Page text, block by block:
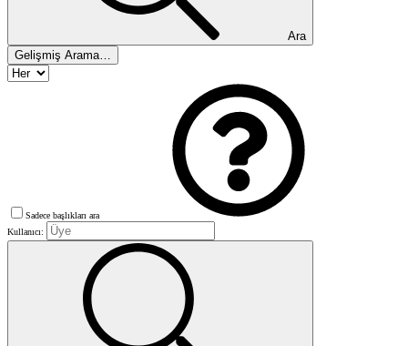
Ara
Gelişmiş Arama…
Sadece başlıkları ara
Kullanıcı: